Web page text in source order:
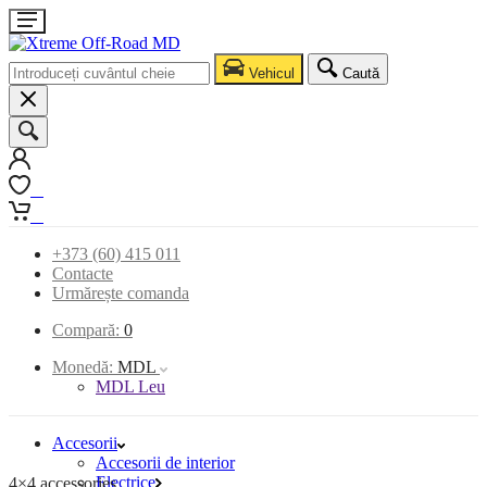
Vehicul Caută
+373 (60) 415 011
Contacte
Urmărește comanda
Compară: 0
Monedă: MDL
MDL Leu
Accesorii
Accesorii de interior
Electrice
4×4 accessories